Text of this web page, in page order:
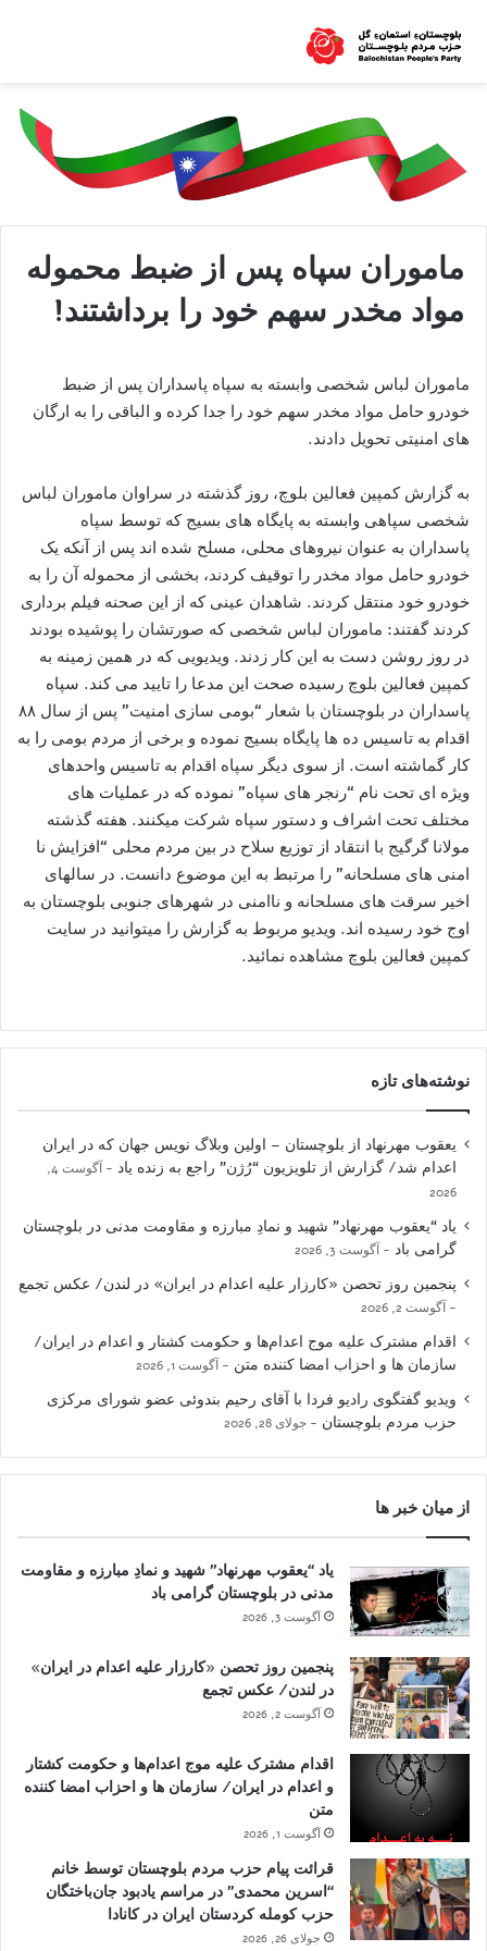
ماموران سپاه پس از ضبط محموله
مواد مخدر سهم خود را برداشتند!
ماموران لباس شخصی وابسته به سپاه پاسداران پس از ضبط
خودرو حامل مواد مخدر سهم خود را جدا کرده و الباقی را به ارگان
های امنیتی تحویل دادند.
به گزارش کمپین فعالین بلوچ، روز گذشته در سراوان ماموران لباس
شخصی سپاهی وابسته به پایگاه های بسیج که توسط سپاه
پاسداران به عنوان نیروهای محلی، مسلح شده اند پس از آنکه یک
خودرو حامل مواد مخدر را توقیف کردند، بخشی از محموله آن را به
خودرو خود منتقل کردند. شاهدان عینی که از این صحنه فیلم برداری
کردند گفتند: ماموران لباس شخصی که صورتشان را پوشیده بودند
در روز روشن دست به این کار زدند. ویدیویی که در همین زمینه به
کمپین فعالین بلوچ رسیده صحت این مدعا را تایید می کند. سپاه
پاسداران در بلوچستان با شعار “بومی سازی امنیت” پس از سال ۸۸
اقدام به تاسیس ده ها پایگاه بسیج نموده و برخی از مردم بومی را به
کار گماشته است. از سوی دیگر سپاه اقدام به تاسیس واحدهای
ویژه ای تحت نام “رنجر های سپاه” نموده که در عملیات های
مختلف تحت اشراف و دستور سپاه شرکت میکنند. هفته گذشته
مولانا گرگیج با انتقاد از توزیع سلاح در بین مردم محلی “افزایش نا
امنی های مسلحانه” را مرتبط به این موضوع دانست. در سالهای
اخیر سرقت های مسلحانه و ناامنی در شهرهای جنوبی بلوچستان به
اوج خود رسیده اند. ویدیو مربوط به گزارش را میتوانید در سایت
کمپین فعالین بلوچ مشاهده نمائید.
نوشته‌های تازه
یعقوب مهرنهاد از بلوچستان – اولین وبلاگ نویس جهان که در ایران
اعدام شد/ گزارش از تلویزیون “رُژن” راجع به زنده یاد
آگوست 4,
2026
یاد “یعقوب مهرنهاد” شهید و نمادِ مبارزه و مقاومت مدنی در بلوچستان
گرامی باد
آگوست 3, 2026
پنجمین روز تحصن «کارزار علیه اعدام در ایران» در لندن/ عکس تجمع
آگوست 2, 2026
اقدام مشترک علیه موج اعدام‌ها و حکومت کشتار و اعدام در ایران/
سازمان ها و احزاب امضا کننده متن
آگوست 1, 2026
ویدیو گفتگوی رادیو فردا با آقای رحیم بندوئی عضو شورای مرکزی
حزب مردم بلوچستان
جولای 28, 2026
از میان خبر ها
یاد “یعقوب مهرنهاد” شهید و نمادِ مبارزه و مقاومت
مدنی در بلوچستان گرامی باد
آگوست 3, 2026
پنجمین روز تحصن «کارزار علیه اعدام در ایران»
در لندن/ عکس تجمع
آگوست 2, 2026
اقدام مشترک علیه موج اعدام‌ها و حکومت کشتار
و اعدام در ایران/ سازمان ها و احزاب امضا کننده
متن
آگوست 1, 2026
قرائت پیام حزب مردم بلوچستان توسط خانم
“اسرین محمدی” در مراسم یادبود جان‌باختگان
حزب کومله کردستان ایران در کانادا
جولای 26, 2026